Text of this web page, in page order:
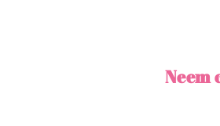
Neem